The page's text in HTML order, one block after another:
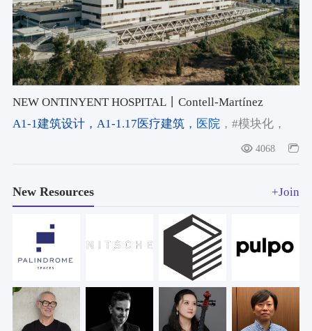
NEW ONTINYENT HOSPITAL丨Contell-Martínez
Arquitectos
A1-1建筑设计，A1-1.17医疗建筑，医院，#模块化，
4068
New Resources +Join